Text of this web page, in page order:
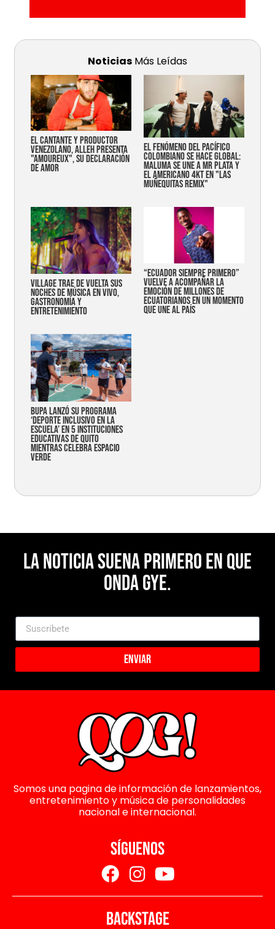
Noticias Más Leídas
EL CANTANTE Y PRODUCTOR
VENEZOLANO, ALLEH PRESENTA
"AMOUREUX", SU DECLARACIÓN
DE AMOR
EL FENÓMENO DEL PACÍFICO
COLOMBIANO SE HACE GLOBAL:
MALUMA SE UNE A MR PLATA Y
EL AMERICANO 4KT EN "LAS
MUÑEQUITAS REMIX"
Village trae de vuelta sus
noches de música en vivo,
gastronomía y
entretenimiento
“Ecuador siempre primero”
vuelve a acompañar la
emoción de millones de
ecuatorianos en un momento
que une al país
Bupa lanzó su programa
‘Deporte Inclusivo en la
Escuela’ en 5 instituciones
educativas de Quito
mientras celebra espacio
verde
La noticia suena primero en Que
Onda Gye.
Enviar
Somos una pagina de información de lanzamientos,
entretenimiento y música de personalidades
nacional e internacional.
SÍGUENOS
BACKSTAGE